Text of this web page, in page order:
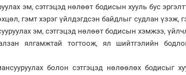
эм, сэтгэцэд нөлөөт бодисын хууль бус
гэмт хэрэг үйлдэгдсэн байдлыг судлан үзэж,
эм, сэтгэцэд нөлөөт бодисын хэмжээ,
ялгамжтай тогтоож, ял шийтгэлийн
болон сэтгэцэд нөлөөлөх бодисыг